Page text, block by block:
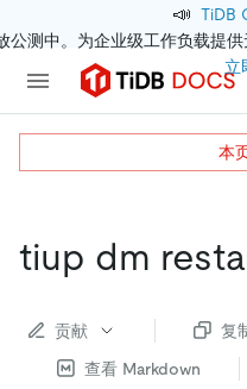
📣 TiDB
公测中。为企业级工作负载提
立
tiup dm
贡献
复
查看 Markdown
本